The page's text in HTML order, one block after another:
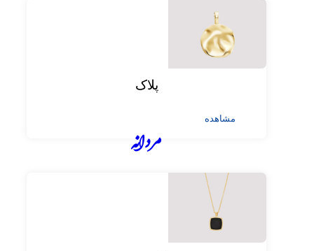
پلاک
مشاهده
مردانه